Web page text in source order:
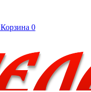
Корзина 0